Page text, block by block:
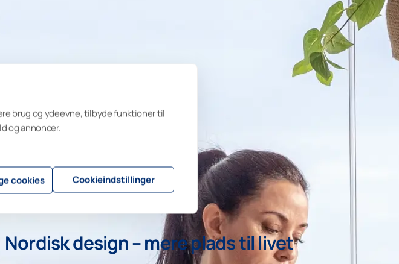
brug og ydeevne, tilbyde funktioner til
og annoncer.
cookies Cookieindstillinger
Nordisk design – mere plads til livet